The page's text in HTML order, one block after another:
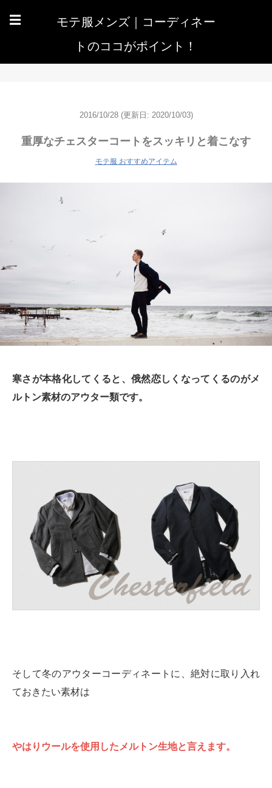
☰
モテ服メンズ｜コーディネー
トのココがポイント！
2016/10/28 (更新日: 2020/10/03)
重厚なチェスターコートをスッキリと着こなす
モテ服 おすすめアイテム
寒さが本格化してくると、俄然恋しくなってくるのがメ
ルトン素材のアウター類です。
そして冬のアウターコーディネートに、絶対に取り入れ
ておきたい素材は
やはりウールを使用したメルトン生地と言えます。